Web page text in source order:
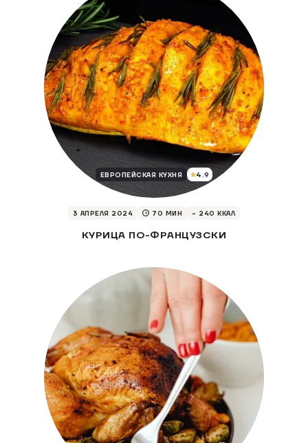
ЕВРОПЕЙСКАЯ КУХНЯ 4.9
3 АПРЕЛЯ 2024 70 МИН ~ 240 ККАЛ
КУРИЦА ПО-ФРАНЦУЗСКИ